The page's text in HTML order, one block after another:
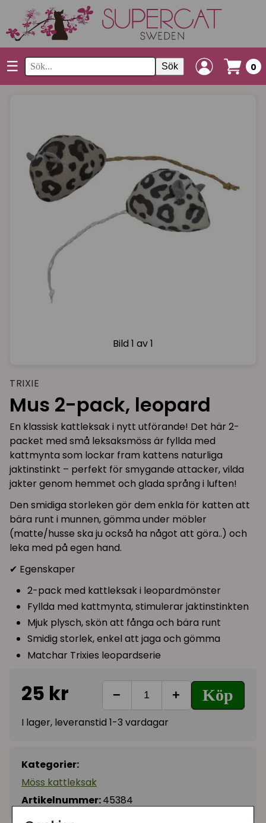
☰ Sök 0
Bild 1 av 1
TRIXIE
Mus 2-pack, leopard
En klassisk kattleksak i nytt utförande! Det här 2-
packet med små leksaksmöss är fyllda med
kattmynta som lockar fram kattens naturliga
jaktinstinkt – perfekt för smygande attacker, vilda
jakter genom hemmet och glada språng i luften!
Den smidiga storleken gör dem enkla för katten att
bära runt i munnen, gömma under möbler
(matte/husse ska ju också ha något att göra..) och
leka med på egen hand.
✔ Egenskaper
2-pack med kattleksak i leopardmönster
Fyllda med kattmynta, stimulerar jaktinstinkten
Mjuk plysch, skön att fånga och bära runt
Smidig storlek, enkel att jaga och gömma
Matchar Trixies leopardserie
25 kr − + Köp
I lager, leveranstid 1-3 vardagar
Kategorier:
Möss kattleksak
Artikelnummer:45384